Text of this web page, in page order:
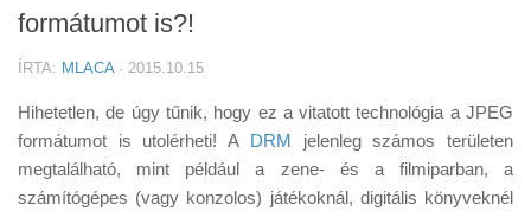
Tanácsok
Érdekességek
formátumot is?!
ÍRTA: MLACA· 2015.10.15
Hihetetlen, de úgy tűnik, hogy ez a vitatott technológia a JPEG
formátumot is utolérheti! A DRM jelenleg számos területen
megtalálható, mint például a zene- és a filmiparban, a
számítógépes (vagy konzolos) játékoknál, digitális könyveknél